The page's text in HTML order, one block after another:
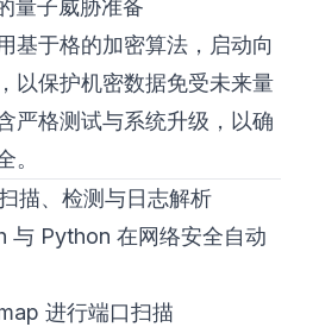
量子威胁准备
基于格的加密算法，启动向
以保护机密数据免受未来量
严格测试与系统升级，以确
。
描、检测与日志解析
与 Python 在网络安全自动
进行端口扫描